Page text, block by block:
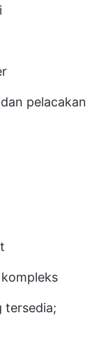
pelacakan
tersedia;